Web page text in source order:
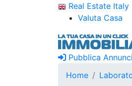
Real Estate Italy
Valuta Casa
Pubblica Annunci
Home